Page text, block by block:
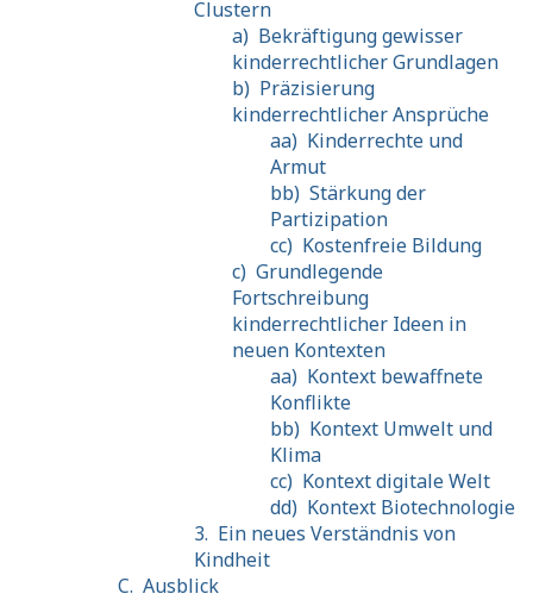
Clustern
a) Bekräftigung gewisser
kinderrechtlicher Grundlagen
b) Präzisierung
kinderrechtlicher Ansprüche
aa) Kinderrechte und
Armut
bb)Stärkung der
Partizipation
cc) Kostenfreie Bildung
c)Grundlegende
Fortschreibung
kinderrechtlicher Ideen in
neuen Kontexten
aa) Kontext bewaffnete
Konflikte
bb) Kontext Umwelt und
Klima
cc) Kontext digitale Welt
dd) Kontext Biotechnologie
3. Ein neues Verständnis von
Kindheit
C.Ausblick